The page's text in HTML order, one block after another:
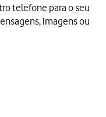
telefone para o seu
imagens ou